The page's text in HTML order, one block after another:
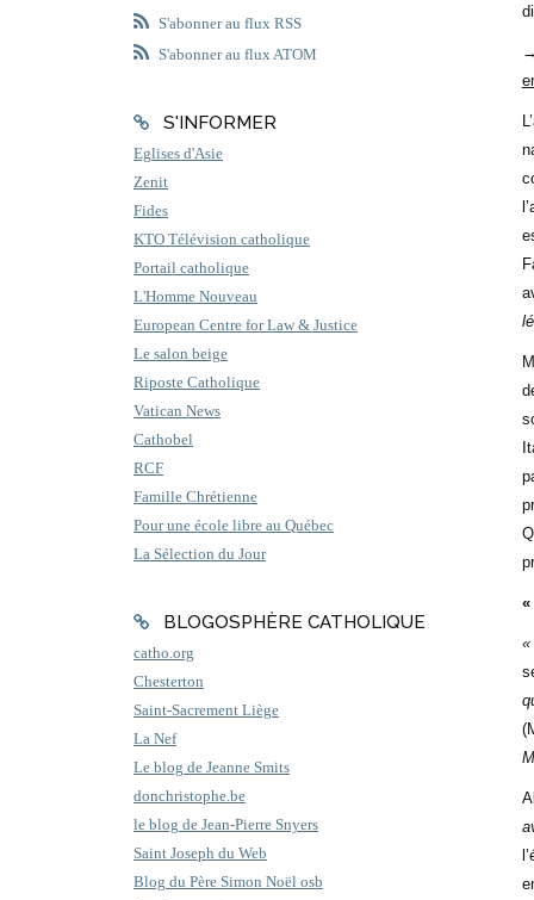
S'abonner au flux RSS
S'abonner au flux ATOM
S'INFORMER
Eglises d'Asie
Zenit
Fides
KTO Télévision catholique
Portail catholique
L'Homme Nouveau
European Centre for Law & Justice
Le salon beige
Riposte Catholique
Vatican News
Cathobel
RCF
Famille Chrétienne
Pour une école libre au Québec
La Sélection du Jour
BLOGOSPHÈRE CATHOLIQUE
catho.org
Chesterton
Saint-Sacrement Liège
La Nef
Le blog de Jeanne Smits
donchristophe.be
le blog de Jean-Pierre Snyers
Saint Joseph du Web
Blog du Père Simon Noël osb
«
«